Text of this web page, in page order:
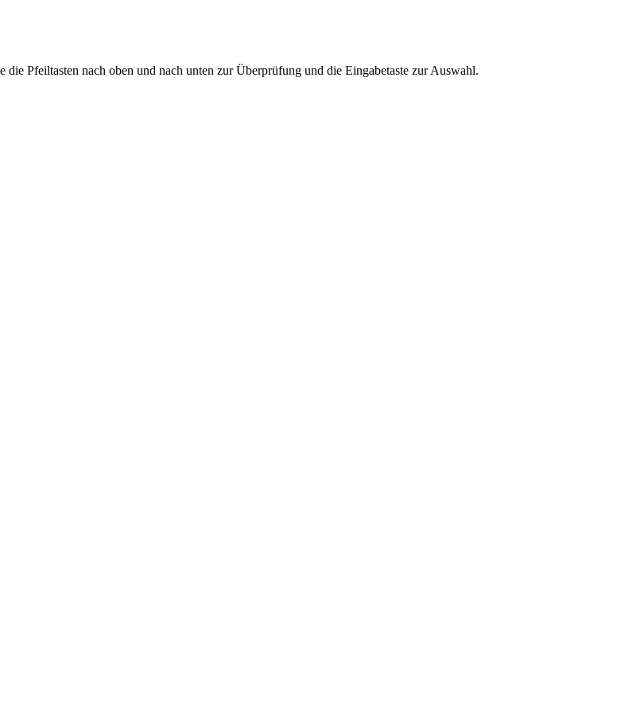
Pfeiltasten nach oben und nach unten zur Überprüfung und die Eingabetaste zur Auswahl.